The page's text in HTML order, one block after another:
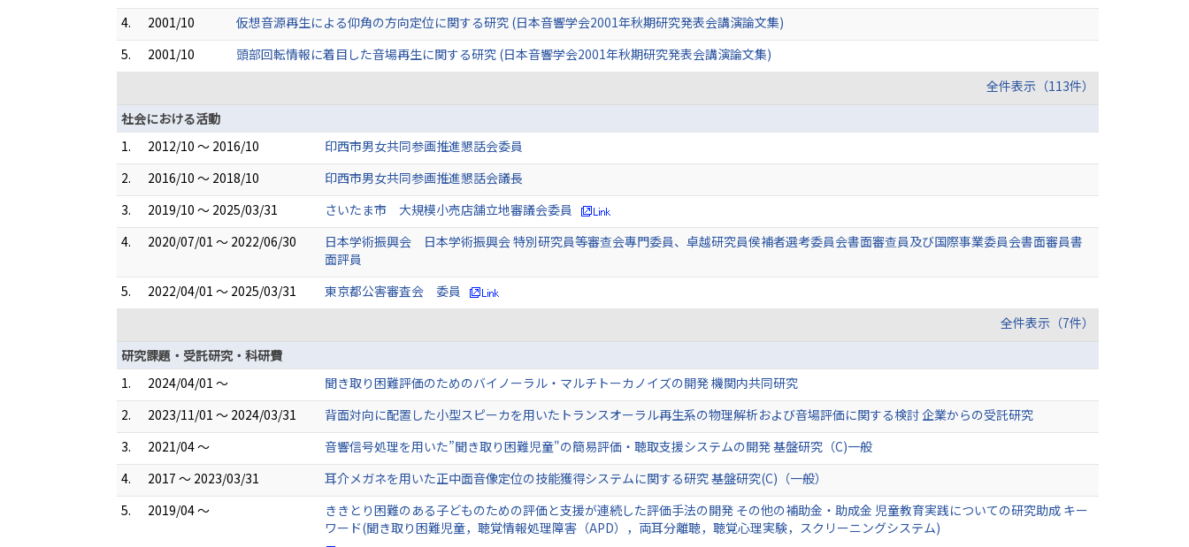
4.
2001/10
仮想音源再生による仰角の方向定位に関する研究 (日本音響学会2001年秋期研究発表会講演論文集)
5.
2001/10
頭部回転情報に着目した音場再生に関する研究 (日本音響学会2001年秋期研究発表会講演論文集)
全件表示（113件）
社会における活動
1.
2012/10 ～ 2016/10
印西市男女共同参画推進懇話会委員
2.
2016/10 ～ 2018/10
印西市男女共同参画推進懇話会議長
3.
2019/10 ～ 2025/03/31
さいたま市 大規模小売店舗立地審議会委員
4.
2020/07/01 ～ 2022/06/30
日本学術振興会 日本学術振興会 特別研究員等審查会專門委員、卓越研究員侯補者選考委員会書面審查員及び国際事業委員会書面審員書
面評員
5.
2022/04/01 ～ 2025/03/31
東京都公害審査会 委員
全件表示（7件）
研究課題・受託研究・科研費
1.
2024/04/01 ～
聞き取り困難評価のためのバイノーラル・マルチトーカノイズの開発 機関内共同研究
2.
2023/11/01 ～ 2024/03/31
背面対向に配置した小型スピーカを用いたトランスオーラル再生系の物理解析および音場評価に関する検討 企業からの受託研究
3.
2021/04 ～
音響信号処理を用いた”聞き取り困難児童"の簡易評価・聴取支援システムの開発 基盤研究（C)一般
4.
2017 ～ 2023/03/31
耳介メガネを用いた正中面音像定位の技能獲得システムに関する研究 基盤研究(C)（一般）
5.
2019/04 ～
ききとり困難のある子どものための評価と支援が連続した評価手法の開発 その他の補助金・助成金 児童教育実践についての研究助成 キー
ワード(聞き取り困難児童，聴覚情報処理障害（APD），両耳分離聴，聴覚心理実験，スクリーニングシステム)